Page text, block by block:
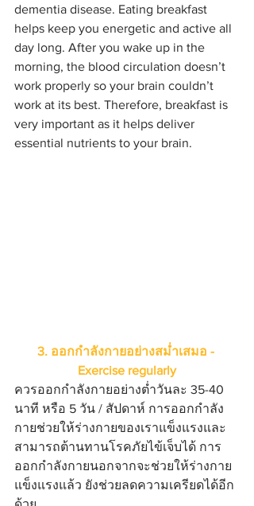
dementia disease. Eating breakfast
helps keep you energetic and active all
day long. After you wake up in the
morning, the blood circulation doesn’t
work properly so your brain couldn’t
work at its best. Therefore, breakfast is
very important as it helps deliver
essential nutrients to your brain.
3. ออกกำลังกายอย่างสม่ำเสมอ -
Exercise regularly
ควรออกกำลังกายอย่างต่ำวันละ 35-40
นาที หรือ 5 วัน / สัปดาห์ การออกกำลัง
กายช่วยให้ร่างกายของเราแข็งแรงและ
สามารถต้านทานโรคภัยไข้เจ็บได้ การ
ออกกำลังกายนอกจากจะช่วยให้ร่างกาย
แข็งแรงแล้ว ยังช่วยลดความเครียดได้อีก